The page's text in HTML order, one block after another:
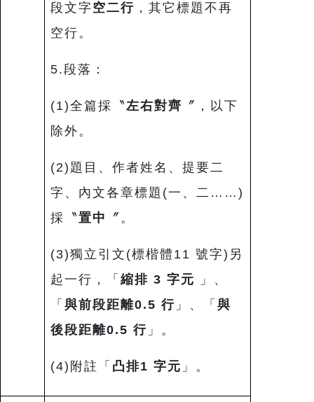
段文字空二行 ，其它標題不再
空行。
5.段落：
(1)全篇採〝左右對齊 〞，以下
除外。
(2)題目、作者姓名、提要二
字、內文各章標題(一、二……)
採〝置中 〞。
(3)獨立引文(標楷體11 號字)另
起一行，「 縮排 3 字元
」、
「 與前段距離0.5 行 」、「 與
後段距離0.5 行 」。
(4)附註「 凸排1 字元 」。